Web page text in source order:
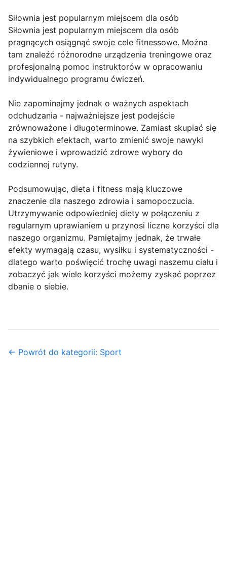
Siłownia jest popularnym miejscem dla osób
Siłownia jest popularnym miejscem dla osób
pragnących osiągnąć swoje cele fitnessowe. Można
tam znaleźć różnorodne urządzenia treningowe oraz
profesjonalną pomoc instruktorów w opracowaniu
indywidualnego programu ćwiczeń.
Nie zapominajmy jednak o ważnych aspektach
odchudzania - najważniejsze jest podejście
zrównoważone i długoterminowe. Zamiast skupiać się
na szybkich efektach, warto zmienić swoje nawyki
żywieniowe i wprowadzić zdrowe wybory do
codziennej rutyny.
Podsumowując, dieta i fitness mają kluczowe
znaczenie dla naszego zdrowia i samopoczucia.
Utrzymywanie odpowiedniej diety w połączeniu z
regularnym uprawianiem u przynosi liczne korzyści dla
naszego organizmu. Pamiętajmy jednak, że trwałe
efekty wymagają czasu, wysiłku i systematyczności -
dlatego warto poświęcić trochę uwagi naszemu ciału i
zobaczyć jak wiele korzyści możemy zyskać poprzez
dbanie o siebie.
← Powrót do kategorii: Sport